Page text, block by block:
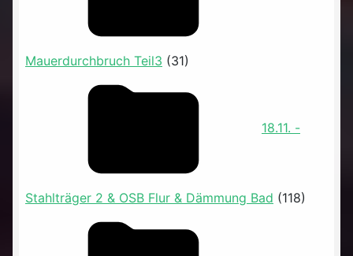
Mauerdurchbruch Teil3 (31)
18.11. -
Stahlträger 2 & OSB Flur & Dämmung Bad (118)